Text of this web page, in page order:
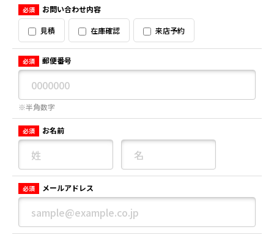
必須 お問い合わせ内容
見積 在庫確認 来店予約
必須 郵便番号
※半角数字
必須 お名前
必須 メールアドレス